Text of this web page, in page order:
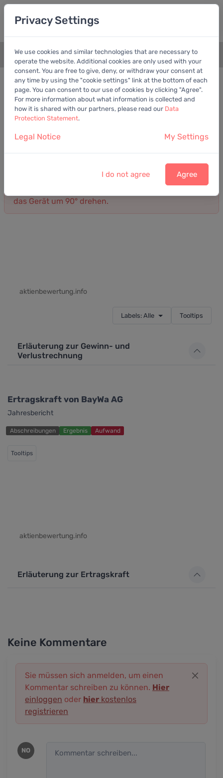
+
Bilanz Gewinn- und Verlustrechnung
Gewinn- und Verlustrechnung von BayWa AG
Jahresbericht
Umsatz Gewinn
das Gerät um 90° drehen.
aktienbewertung.info
Labels: Alle Tooltips
Erläuterung zur Gewinn- und
Verlustrechnung
Ertragskraft von BayWa AG
Jahresbericht
Abschreibungen Ergebnis Aufwand
Tooltips
aktienbewertung.info
Erläuterung zur Ertragskraft
Keine Kommentare
Sie müssen sich anmelden, um einen
Kommentar schreiben zu können. Hier
einloggen oder hier kostenlos
registrieren
NO
Privacy Settings
We use cookies and similar technologies that are necessary to
operate the website. Additional cookies are only used with your
consent. You are free to give, deny, or withdraw your consent at
any time by using the "cookie settings" link at the bottom of each
page. You can consent to our use of cookies by clicking "Agree".
For more information about what information is collected and
how it is shared with our partners, please read our Data
Protection Statement.
Legal Notice My Settings
I do not agree Agree